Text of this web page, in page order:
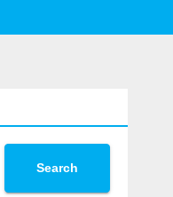
Search